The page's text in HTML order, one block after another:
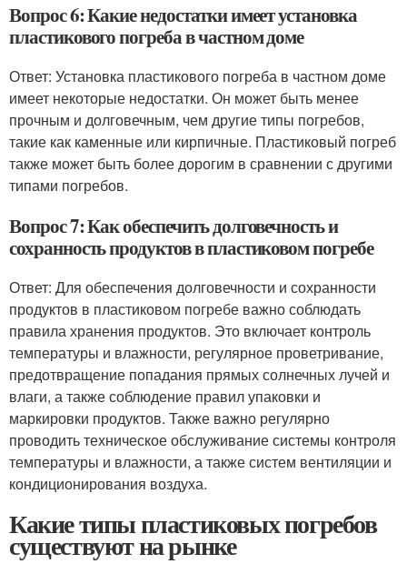
Вопрос 6: Какие недостатки имеет установка
пластикового погреба в частном доме
Ответ: Установка пластикового погреба в частном доме
имеет некоторые недостатки. Он может быть менее
прочным и долговечным, чем другие типы погребов,
такие как каменные или кирпичные. Пластиковый погреб
также может быть более дорогим в сравнении с другими
типами погребов.
Вопрос 7: Как обеспечить долговечность и
сохранность продуктов в пластиковом погребе
Ответ: Для обеспечения долговечности и сохранности
продуктов в пластиковом погребе важно соблюдать
правила хранения продуктов. Это включает контроль
температуры и влажности, регулярное проветривание,
предотвращение попадания прямых солнечных лучей и
влаги, а также соблюдение правил упаковки и
маркировки продуктов. Также важно регулярно
проводить техническое обслуживание системы контроля
температуры и влажности, а также систем вентиляции и
кондиционирования воздуха.
Какие типы пластиковых погребов
существуют на рынке